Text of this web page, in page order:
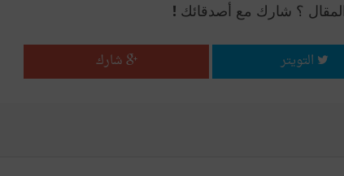
؟ شارك مع أصدقائك !
التويتر شارك